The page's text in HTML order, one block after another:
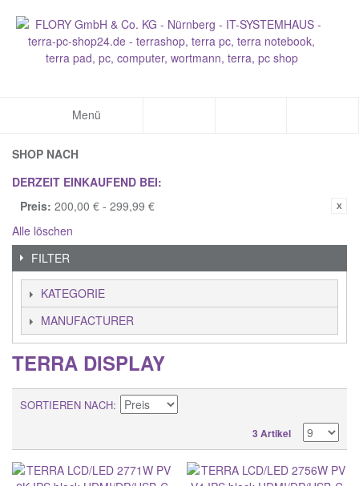
Menü
SHOP NACH
DERZEIT EINKAUFEND BEI:
Preis: 200,00 € - 299,99 €
Alle löschen
FILTER
KATEGORIE
MANUFACTURER
TERRA DISPLAY
SORTIEREN NACH
3 Artikel